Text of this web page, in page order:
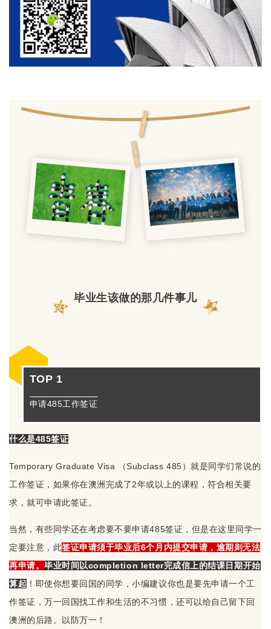
毕业生该做的那几件事儿
TOP 1
申请485工作签证
什么是485签证
Temporary Graduate Visa （Subclass 485）就是同学们常说的
工作签证，如果你在澳洲完成了2年或以上的课程，符合相关要
求，就可申请此签证。
当然，有些同学还在考虑要不要申请485签证，但是在这里同学一
定要注意，此签证申请须于毕业后6个月内提交申请，逾期则无法
再申请。毕业时间以completion letter完成信上的结课日期开始
算起 ！即使你想要回国的同学，小编建议你也是要先申请一个工
作签证，万一回国找工作和生活的不习惯，还可以给自己留下回
澳洲的后路。以防万一！